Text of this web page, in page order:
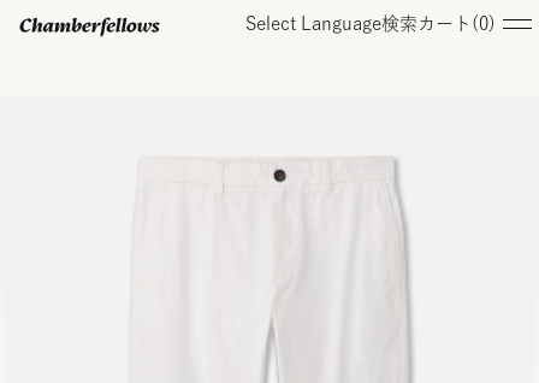
Select Language検索 カート( 0)